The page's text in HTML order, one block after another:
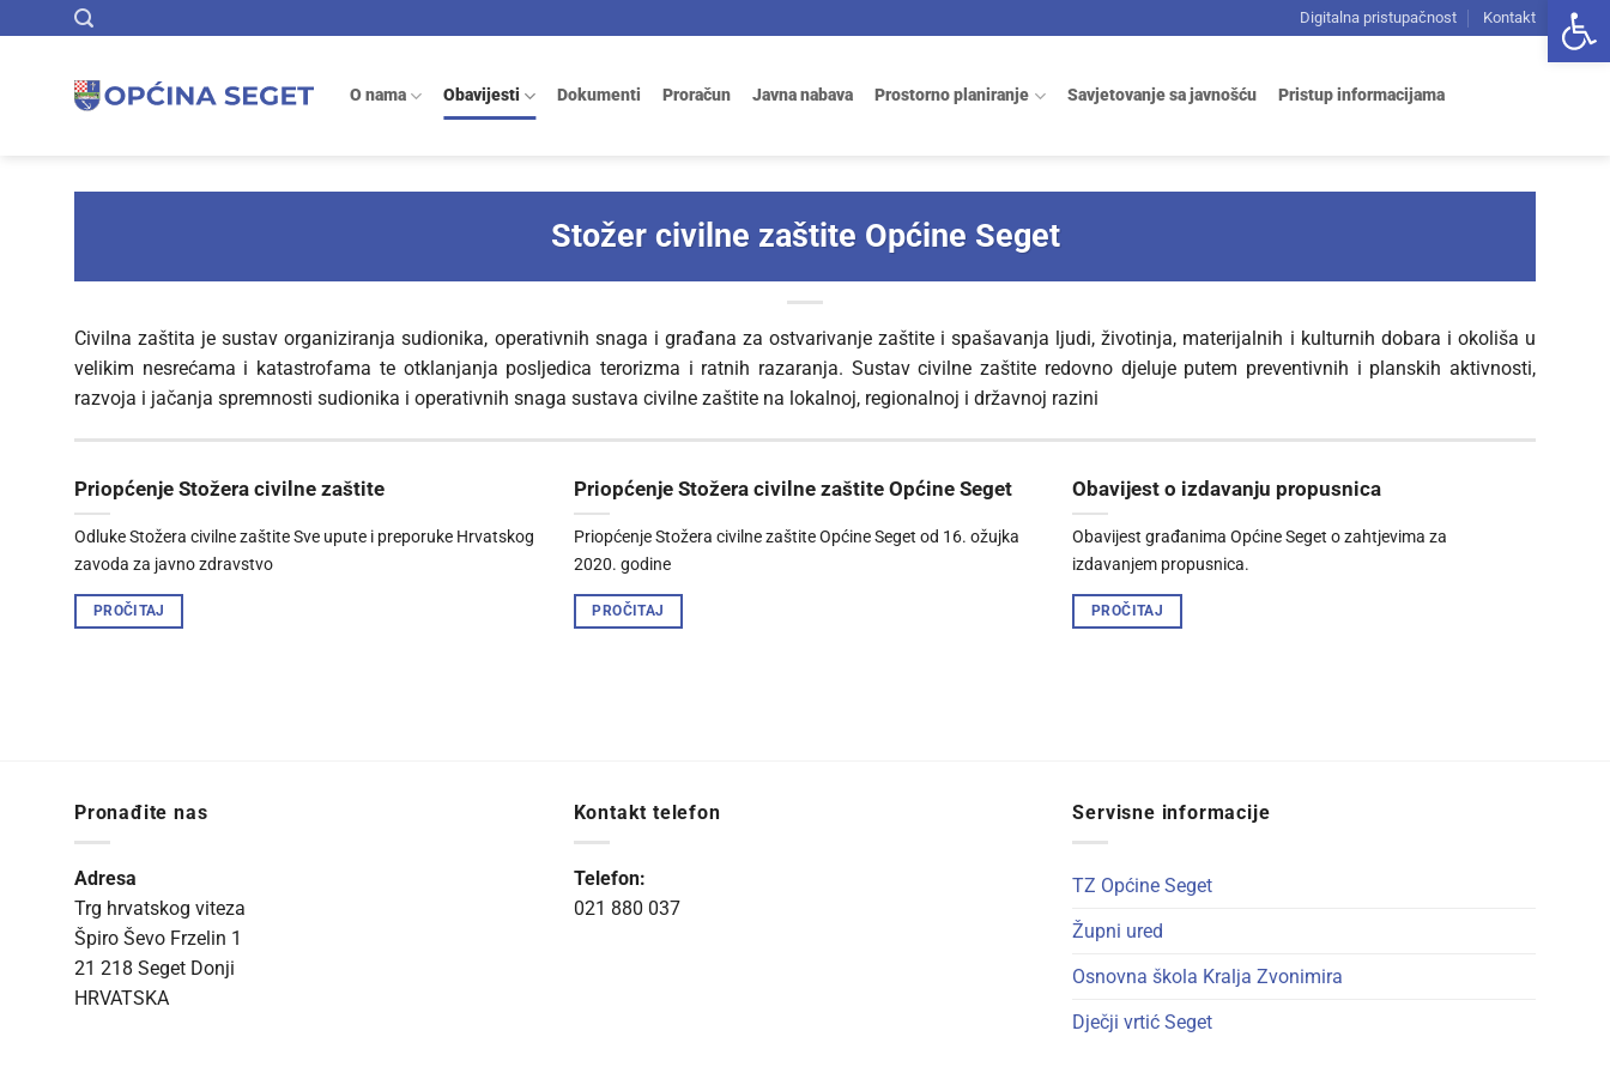
to
Digitalna pristupačnost Kontakt
O nama Obavijesti Dokumenti Proračun Javna nabava Prostorno planiranje Savjetovanje sa javnošću Pristup informacijama
Stožer civilne zaštite Općine Seget
Civilna zaštita je sustav organiziranja sudionika, operativnih snaga i građana za ostvarivanje zaštite i spašavanja ljudi, životinja, materijalnih i kulturnih dobara i okoliša u
velikim nesrećama i katastrofama te otklanjanja posljedica terorizma i ratnih razaranja. Sustav civilne zaštite redovno djeluje putem preventivnih i planskih aktivnosti,
razvoja i jačanja spremnosti sudionika i operativnih snaga sustava civilne zaštite na lokalnoj, regionalnoj i državnoj razini
Priopćenje Stožera civilne zaštite
Odluke Stožera civilne zaštite Sve upute i preporuke Hrvatskog
zavoda za javno zdravstvo
PROČITAJ
Priopćenje Stožera civilne zaštite Općine Seget
Priopćenje Stožera civilne zaštite Općine Seget od 16. ožujka
2020. godine
PROČITAJ
Obavijest o izdavanju propusnica
Obavijest građanima Općine Seget o zahtjevima za
izdavanjem propusnica.
PROČITAJ
Pronađite nas
Adresa
Trg hrvatskog viteza
Špiro Ševo Frzelin 1
21 218 Seget Donji
HRVATSKA
Kontakt telefon
Telefon:
021 880 037
Servisne informacije
TZ Općine Seget
Župni ured
Osnovna škola Kralja Zvonimira
Dječji vrtić Seget